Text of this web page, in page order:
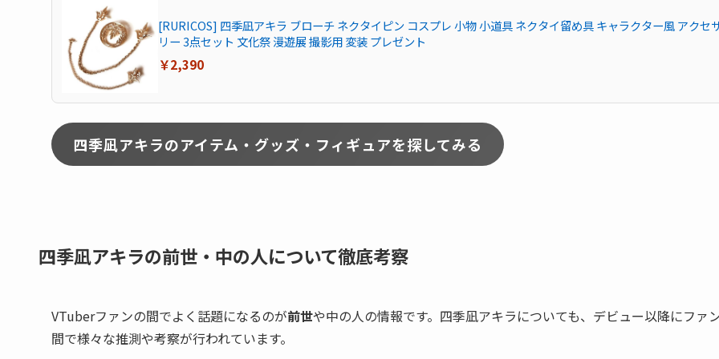
[RURICOS] 四季凪アキラ ブローチ ネクタイピン コスプレ 小物 小道具 ネクタイ留め具 キャラクター風 アクセ
リー 3点セット 文化祭 漫遊展 撮影用 変装 プレゼント
￥2,390
四季凪アキラのアイテム・グッズ・フィギュアを探してみる
四季凪アキラの前世・中の人について徹底考察
VTuberファンの間でよく話題になるのが前世や中の人の情報です。四季凪アキラについても、デビュー以降にファ
間で様々な推測や考察が行われています。